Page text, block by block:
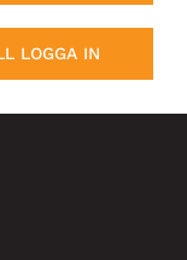
LOGGA IN